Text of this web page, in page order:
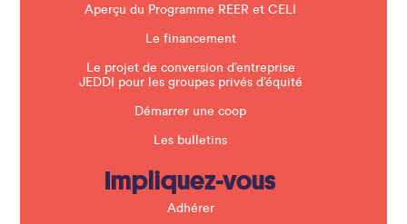
Aperçu du Programme REER et CELI
Le financement
Le projet de conversion d’entreprise
JEDDI pour les groupes privés d’équité
Démarrer une coop
Les bulletins
Impliquez-vous
Adhérer